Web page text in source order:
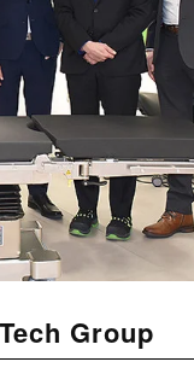
Group